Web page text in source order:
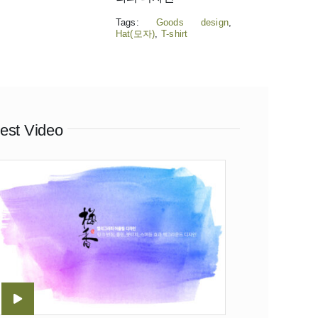
Tags: Goods design,
Hat(모자), T-shirt
Video